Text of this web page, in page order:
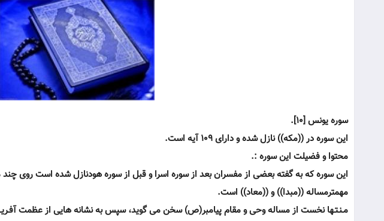
سوره يونس [10].
اين سوره در ((مكه)) نازل شده و داراى 109 آيه است.
محتوا و فضيلت اين سوره :.
اين سوره كه به گفته بعضى از مفسران بعد از سوره اسرا و قبل از سوره هودنازل شده است روى چند
مهمترمساله ((مبدا)) و ((معاد)) است.
مـنـتـها نخست از مساله وحى و مقام پيامبر(ص) سخن مى گويد، سپس به نشانه هايى از عظمت